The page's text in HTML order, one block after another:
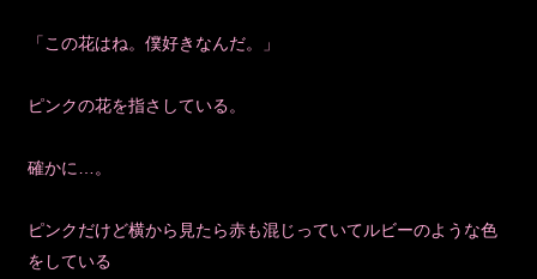
「この花はね。僕好きなんだ。」
ピンクの花を指さしている。
確かに…。
ピンクだけど横から見たら赤も混じっていてルビーのような色
をしている